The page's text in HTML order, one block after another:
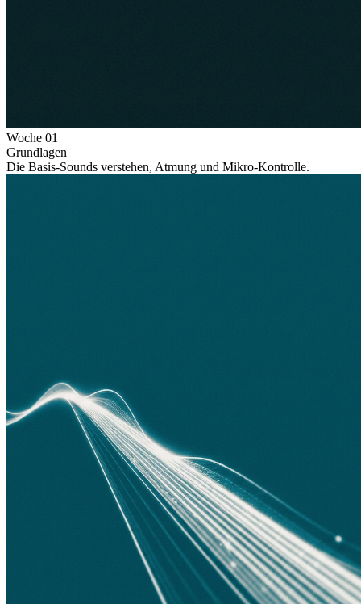
Woche 01
Grundlagen
Die Basis-Sounds verstehen, Atmung und Mikro-Kontrolle.